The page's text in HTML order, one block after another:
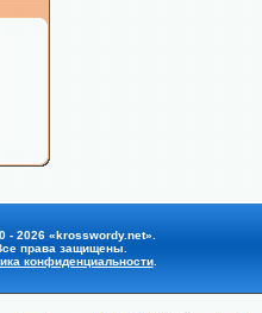
- 2026 «krosswordy.net».
права защищены.
конфиденциальности.